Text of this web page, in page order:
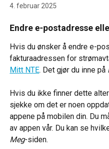
4. februar 2025
Endre e-postadresse
Hvis du ønsker å endre e-
fakturaadressen for
Mitt NTE. Det gjør du inne på
Hvis du ikke finner dette
sjekke om det er noen
appene på mobilen din. Du
av appen vår. Du kan se
Meg-siden.